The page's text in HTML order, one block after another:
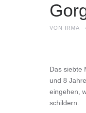
VON IRMA
Das siebte
und 8
eingehen,
schildern.